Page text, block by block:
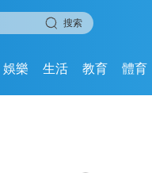
搜索
娛樂 生活 教育 體育